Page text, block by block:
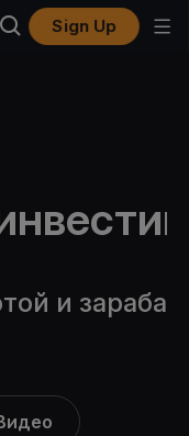
Sign Up
и